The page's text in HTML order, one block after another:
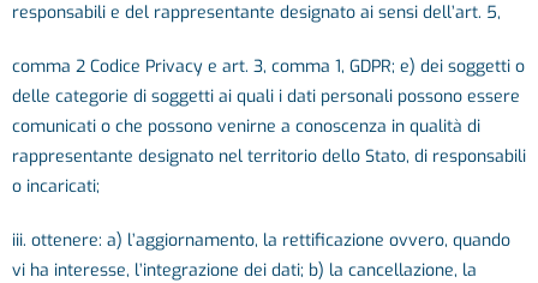
responsabili e del rappresentante designato ai sensi dell’art. 5,
comma 2 Codice Privacy e art. 3, comma 1, GDPR; e) dei soggetti o
delle categorie di soggetti ai quali i dati personali possono essere
comunicati o che possono venirne a conoscenza in qualità di
rappresentante designato nel territorio dello Stato, di responsabili
o incaricati;
iii. ottenere: a) l’aggiornamento, la rettificazione ovvero, quando
vi ha interesse, l’integrazione dei dati; b) la cancellazione, la